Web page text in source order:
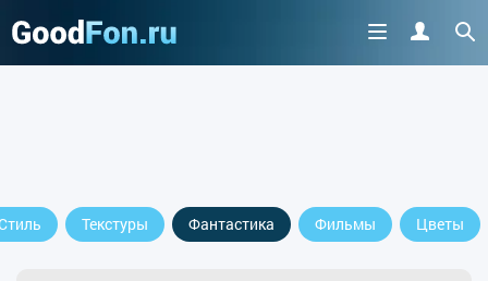
Текстуры Фантастика Фильмы Цветы